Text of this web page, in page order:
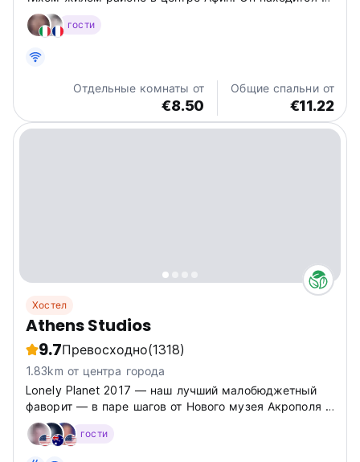
нескольких минутах ходьбы от центра и многих
туристических достопримечательностей.
гости
Отдельные комнаты от
€8.50
Общие спальни от
€11.22
Хостел
Athens Studios
9.7Превосходно(1318)
1.83km от центра города
Lonely Planet 2017 — наш лучший малобюджетный
фаворит — в паре шагов от Нового музея Акрополя и
Акрополя в самой лучшей части города… Они
чувствуют себя как дома, но с большим количеством
гости